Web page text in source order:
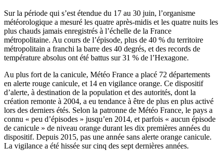
Sur la période qui s’est étendue du 17 au 30 juin, l’organisme
météorologique a mesuré les quatre après-midis et les quatre nuits les
plus chauds jamais enregistrés à l’échelle de la France
métropolitaine. Au cours de l’épisode, plus de 40 % du territoire
métropolitain a franchi la barre des 40 degrés, et des records de
température absolus ont été battus sur 31 % de l’Hexagone.
Au plus fort de la canicule, Météo France a placé 72 départements
en alerte rouge canicule, et 14 en vigilance orange. Ce dispositif
d’alerte, à destination de la population et des autorités, dont la
création remonte à 2004, a eu tendance à être de plus en plus activé
lors des derniers étés. Selon la patronne de Météo France, le pays a
connu « peu d’épisodes » jusqu’en 2014, et parfois « aucun épisode
de canicule » de niveau orange durant les dix premières années du
dispositif. Depuis 2015, pas une année sans alerte orange canicule.
La vigilance a été hissée sur cinq des sept dernières années.